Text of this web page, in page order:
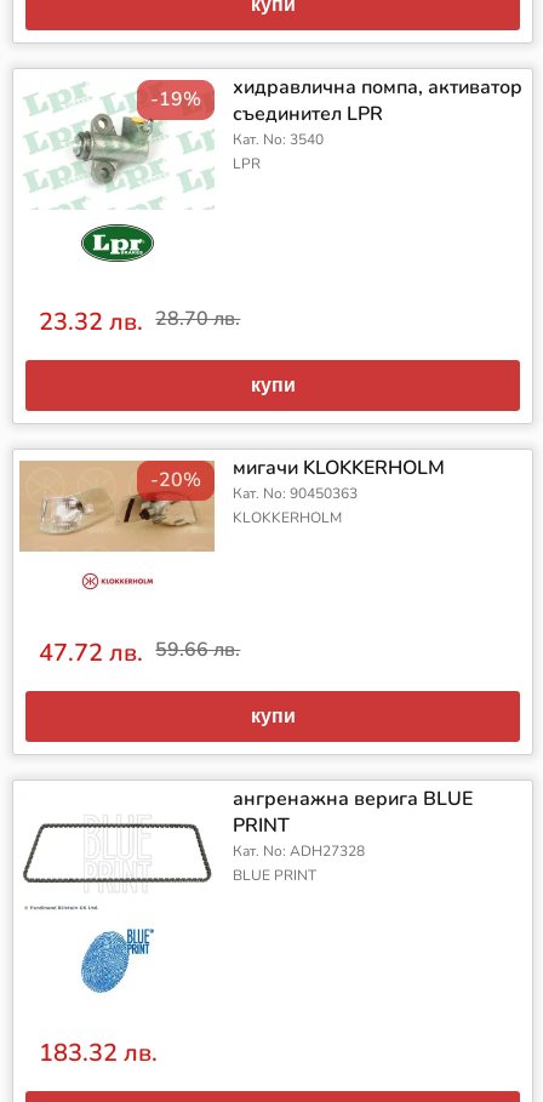
-19%
хидравлична помпа, активатор
съединител LPR
Кат. No: 3540
LPR
23.32 лв. 28.70 лв.
купи
-20% мигачи KLOKKERHOLM
Кат. No: 90450363
KLOKKERHOLM
47.72 лв. 59.66 лв.
купи
ангренажна верига BLUE
PRINT
Кат. No: ADH27328
BLUE PRINT
183.32 лв.